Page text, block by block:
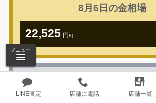
メニュー
LINE査定 店舗に電話 店舗一覧
8月6日の金相場
22,525 円/g
8月6日の プラチナ相場